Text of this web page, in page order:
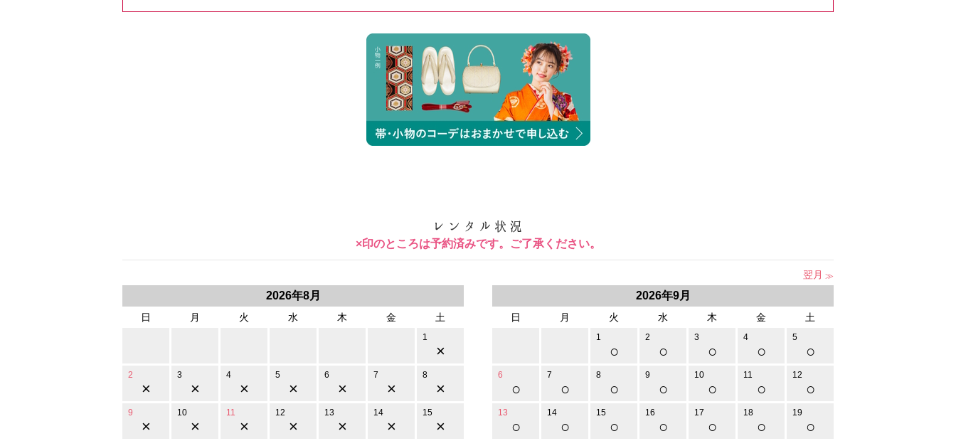
×印のところは予約済みです。ご了承ください。
翌月
2026年8月
日 月 火 水 木 金 土
1
×
2
×
3
×
4
×
5
×
6
×
7
×
8
×
9
×
10
×
11
×
12
×
13
×
14
×
15
×
2026年9月
日 月 火 水 木 金 土
1
○
2
○
3
○
4
○
5
○
6
○
7
○
8
○
9
○
10
○
11
○
12
○
13
○
14
○
15
○
16
○
17
○
18
○
19
○